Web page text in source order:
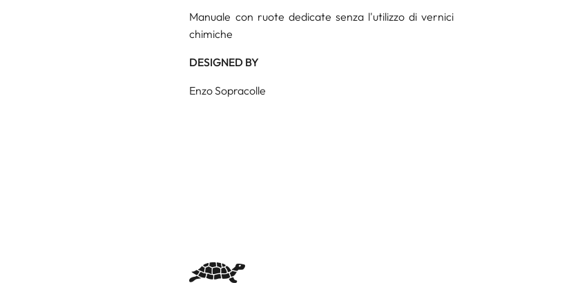
Manuale con ruote dedicate senza l'utilizzo di vernici
chimiche
DESIGNED BY
Enzo Sopracolle